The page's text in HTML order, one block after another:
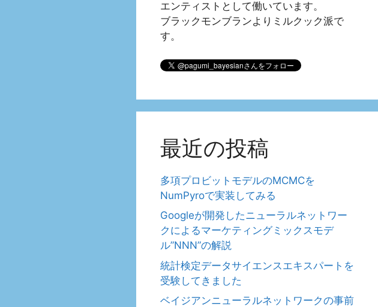
エンティストとして働いています。
ブラックモンブランよりミルクック派で
す。
最近の投稿
多項プロビットモデルのMCMCを
NumPyroで実装してみる
Googleが開発したニューラルネットワー
クによるマーケティングミックスモデ
ル”NNN”の解説
統計検定データサイエンスエキスパートを
受験してきました
ベイジアンニューラルネットワークの事前